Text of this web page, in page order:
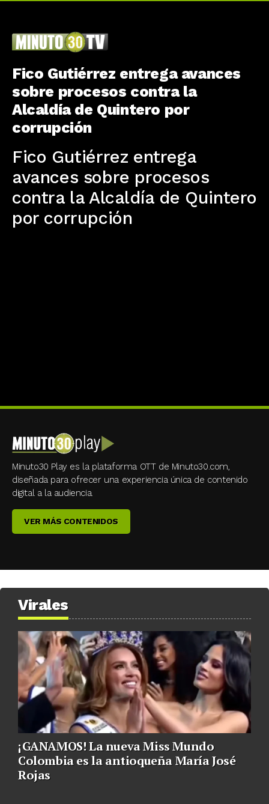
Fico Gutiérrez entrega avances
sobre procesos contra la
Alcaldía de Quintero por
corrupción
Fico Gutiérrez entrega
avances sobre procesos
contra la Alcaldía de Quintero
por corrupción
Minuto30 Play es la plataforma OTT de Minuto30.com,
diseñada para ofrecer una experiencia única de contenido
digital a la audiencia.
VER MÁS CONTENIDOS
Virales
¡GANAMOS! La nueva Miss Mundo
Colombia es la antioqueña María José
Rojas